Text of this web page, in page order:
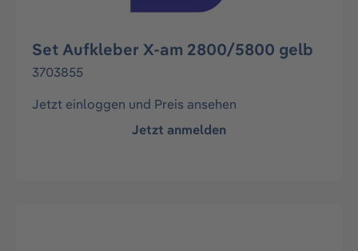
Set Aufkleber X-am 2800/5800 gelb
3703855
Jetzt einloggen und Preis ansehen
Jetzt anmelden